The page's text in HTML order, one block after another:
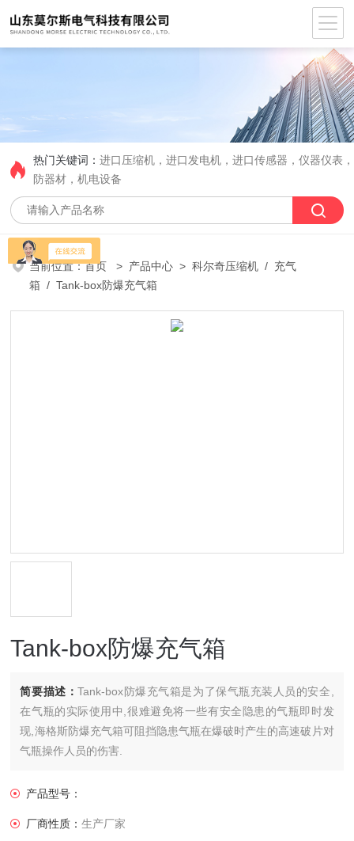
热门关键词：进口压缩机，进口发电机，进口传感器，仪器仪表
防器材，机电设备
当前位置：首页 > 产品中心 >科尔奇压缩机 / 充气
箱 / Tank-box防爆充气箱
Tank-box防爆充气箱
简要描述：Tank-box防爆充气箱是为了保气瓶充装人员的安全,
在气瓶的实际使用中,很难避免将一些有安全隐患的气瓶即时发
现,海格斯防爆充气箱可阻挡隐患气瓶在爆破时产生的高速破片对
气瓶操作人员的伤害.
产品型号：
厂商性质：生产厂家